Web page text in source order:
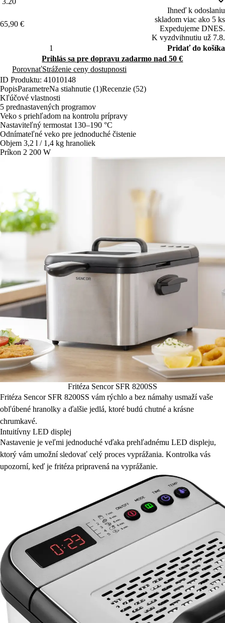
65,90 €
Ihneď k odoslaniu
skladom viac ako 5 ks
Expedujeme DNES.
K vyzdvihnutiu už 7.8.
Pridať do košíka
Prihlás sa pre dopravu zadarmo nad 50 €
PorovnaťStráženie ceny dostupnosti
ID Produktu: 41010148
PopisParametreNa stiahnutie (1)Recenzie (52)
Kľúčové vlastnosti
5 prednastavených programov
Veko s priehľadom na kontrolu prípravy
Nastaviteľný termostat 130–190 °C
Odnímateľné veko pre jednoduché čistenie
Objem 3,2 l / 1,4 kg hranoliek
Príkon 2 200 W
Fritéza Sencor SFR 8200SS
Fritéza Sencor SFR 8200SS vám rýchlo a bez námahy usmaží vaše
obľúbené hranolky a ďalšie jedlá, ktoré budú chutné a krásne
chrumkavé.
Intuitívny LED displej
Nastavenie je veľmi jednoduché vďaka prehľadnému LED displeju,
ktorý vám umožní sledovať celý proces vyprážania. Kontrolka vás
upozorní, keď je fritéza pripravená na vyprážanie.